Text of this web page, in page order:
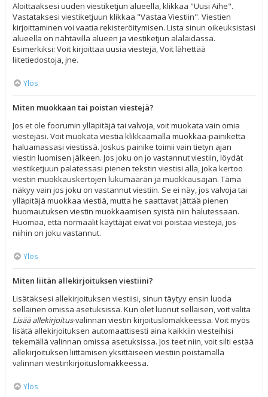
Aloittaaksesi uuden viestiketjun alueella, klikkaa "Uusi Aihe".
Vastataksesi viestiketjuun klikkaa "Vastaa Viestiin". Viestien
kirjoittaminen voi vaatia rekisteröitymisen. Lista sinun oikeuksistasi
alueella on nähtävillä alueen ja viestiketjun alalaidassa.
Esimerkiksi: Voit kirjoittaa uusia viestejä, Voit lähettää
liitetiedostoja, jne.
Ylös
Miten muokkaan tai poistan viestejä?
Jos et ole foorumin ylläpitäjä tai valvoja, voit muokata vain omia
viestejäsi. Voit muokata viestiä klikkaamalla muokkaa-painiketta
haluamassasi viestissä. Joskus painike toimii vain tietyn ajan
viestin luomisen jälkeen. Jos joku on jo vastannut viestiin, löydät
viestiketjuun palatessasi pienen tekstin viestisi alla, joka kertoo
viestin muokkauskertojen lukumäärän ja muokkausajan. Tämä
näkyy vain jos joku on vastannut viestiin. Se ei näy, jos valvoja tai
ylläpitäjä muokkaa viestiä, mutta he saattavat jättää pienen
huomautuksen viestin muokkaamisen syistä niin halutessaan.
Huomaa, että normaalit käyttäjät eivät voi poistaa viestejä, jos
niihin on joku vastannut.
Ylös
Miten liitän allekirjoituksen viestiini?
Lisätäksesi allekirjoituksen viestiisi, sinun täytyy ensin luoda
sellainen omissa asetuksissa. Kun olet luonut sellaisen, voit valita
Lisää allekirjoitus-valinnan viestin kirjoituslomakkeessa. Voit myös
lisätä allekirjoituksen automaattisesti aina kaikkiin viesteihisi
tekemällä valinnan omissa asetuksissa. Jos teet niin, voit silti estää
allekirjoituksen liittämisen yksittäiseen viestiin poistamalla
valinnan viestinkirjoituslomakkeessa.
Ylös